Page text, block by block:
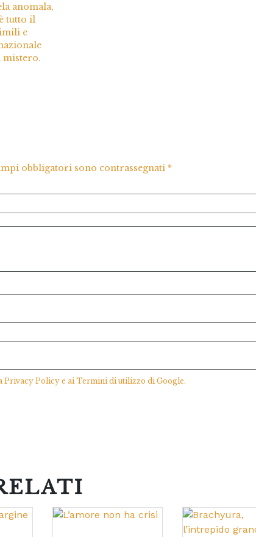
anomala,
tutto il
e
mistero.
obbligatori sono contrassegnati *
Privacy Policy e aiTermini di utilizzo di Google.